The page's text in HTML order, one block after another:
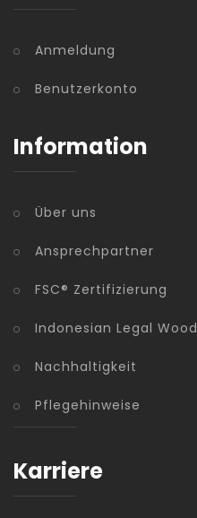
Anmeldung
Benutzerkonto
Information
Über uns
Ansprechpartner
FSC® Zertifizierung
Indonesian Legal Wood
Nachhaltigkeit
Pflegehinweise
Karriere